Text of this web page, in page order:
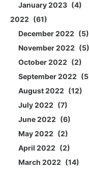
January 2023
4
2022
61
December 2022
5
November 2022
5
October 2022
2
September 2022
5
August 2022
12
July 2022
7
June 2022
6
May 2022
2
April 2022
2
March 2022
14